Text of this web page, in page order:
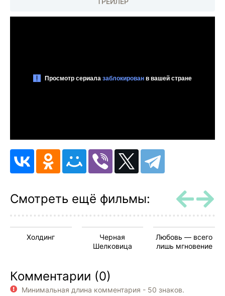
Смотреть ещё фильмы:
Холдинг
Черная
Шелковица
Любовь — всего
лишь мгновение
Комментарии (0)
Минимальная длина комментария - 50 знаков.